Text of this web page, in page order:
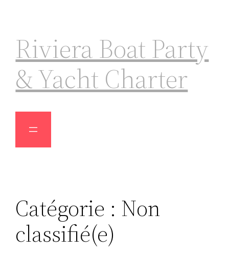
Riviera Boat Party
& Yacht Charter
Catégorie : Non
classifié(e)